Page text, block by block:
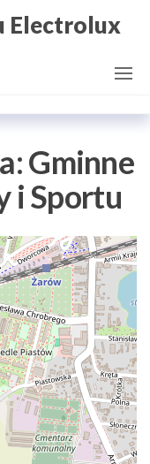
Electrolux
Gminne
i Sportu